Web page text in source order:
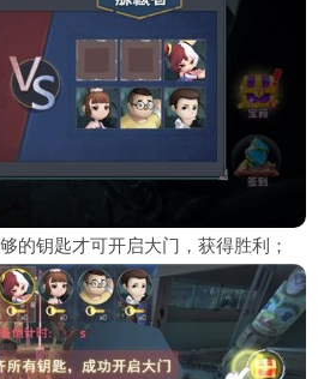
的钥匙才可开启大门，获得胜利；